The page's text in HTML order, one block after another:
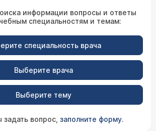
информации вопросы и ответы
специальностям и темам:
специальность врача
Выберите врача
Выберите тему
вопрос, заполните форму.